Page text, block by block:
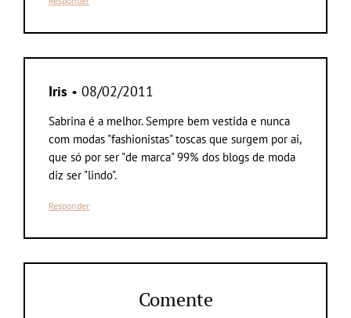
Iris • 08/02/2011
Sabrina é a melhor. Sempre bem vestida e nunca
com modas "fashionistas" toscas que surgem por ai,
que só por ser "de marca" 99% dos blogs de moda
diz ser "lindo".
Responder
Comente